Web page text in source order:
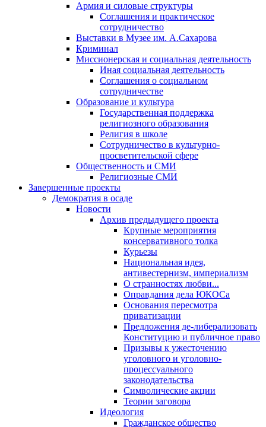
Армия и силовые структуры
Соглашения и практическое
сотрудничество
Выставки в Музее им. А.Сахарова
Криминал
Миссионерская и социальная деятельность
Иная социальная деятельность
Соглашения о социальном
сотрудничестве
Образование и культура
Государственная поддержка
религиозного образования
Религия в школе
Сотрудничество в культурно-
просветительской сфере
Общественность и СМИ
Религиозные СМИ
Завершенные проекты
Демократия в осаде
Новости
Архив предыдущего проекта
Крупные мероприятия
консервативного толка
Курьезы
Национальная идея,
антивестернизм, империализм
О странностях любви...
Оправдания дела ЮКОСа
Основания пересмотра
приватизации
Предложения де-либерализовать
Конституцию и публичное право
Призывы к ужесточению
уголовного и уголовно-
процессуального
законодательства
Символические акции
Теории заговора
Идеология
Гражданское общество